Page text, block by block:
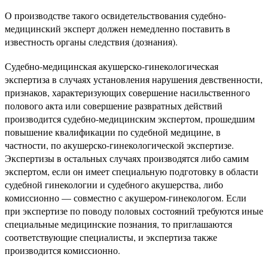
О производстве такого освидетельствования судебно-
медицинский эксперт должен немедленно поставить в
известность органы следствия (дознания).
Судебно-медицинская акушерско-гинекологическая
экспертиза в случаях установления нарушения девственности,
признаков, характеризующих совершение насильственного
полового акта или совершение развратных действий
производится судебно-медицинским экспертом, прошедшим
повышение квалификации по судебной медицине, в
частности, по акушерско-гинекологической экспертизе.
Экспертизы в остальных случаях производятся либо самим
экспертом, если он имеет специальную подготовку в области
судебной гинекологии и судебного акушерства, либо
комиссионно — совместно с акушером-гинекологом. Если
при экспертизе по поводу половых состояний требуются иные
специальные медицинские познания, то приглашаются
соответствующие специалисты, и экспертиза также
производится комиссионно.